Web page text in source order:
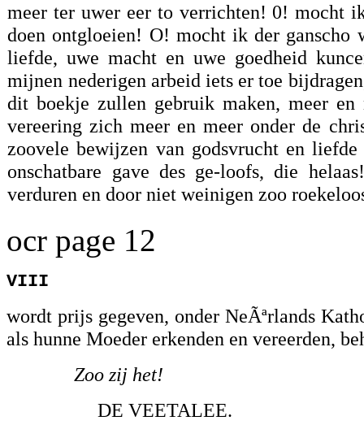
meer ter uwer eer to verrichten! 0! mocht
doen ontgloeien! O! mocht ik der
liefde, uwe macht en uwe goedheid
mijnen nederigen arbeid iets er toe
dit boekje zullen gebruik maken, meer en
vereering zich meer en meer onder de
zoovele bewijzen van godsvrucht en
onschatbare gave des ge-loofs, die
verduren en door niet weinigen zoo
ocr page 12
VIII
wordt prijs gegeven, onder NeÃªrlands
als hunne Moeder erkenden en vereerden,
Zoo zij het!
DE VEETALEE.